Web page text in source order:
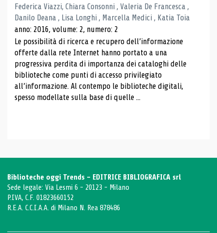
Federica Viazzi, Chiara Consonni , Valeria De Francesca ,
Danilo Deana , Lisa Longhi , Marcella Medici , Katia Toia
anno: 2016, volume: 2, numero: 2
Le possibilità di ricerca e recupero dell’informazione
offerte dalla rete Internet hanno portato a una
progressiva perdita di importanza dei cataloghi delle
biblioteche come punti di accesso privilegiato
all’informazione. Al contempo le biblioteche digitali,
spesso modellate sulla base di quelle ...
Biblioteche oggi Trends - EDITRICE BIBLIOGRAFICA srl
Sede legale: Via Lesmi 6 - 20123 - Milano
P.IVA, C.F. 01823660152
R.E.A. C.C.I.A.A. di Milano N. Rea 878486